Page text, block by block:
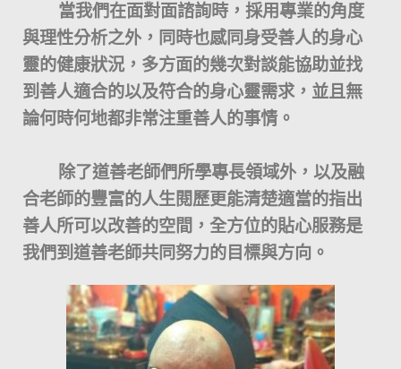
當我們在面對面諮詢時，採用專業的角度
與理性分析之外，同時也感同身受善人的身心
靈的健康狀況，多方面的幾次對談能協助並找
到善人適合的以及符合的身心靈需求，並且無
論何時何地都非常注重善人的事情。
除了道善老師們所學專長領域外，以及融
合老師的豐富的人生閱歷更能清楚適當的指出
善人所可以改善的空間，全方位的貼心服務是
我們到道善老師共同努力的目標與方向。